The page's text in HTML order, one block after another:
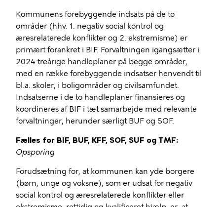
Kommunens forebyggende indsats på de to
områder (hhv. 1. negativ social kontrol og
æresrelaterede konflikter og 2. ekstremisme) er
primært forankret i BIF. Forvaltningen igangsætter i
2024 treårige handleplaner på begge områder,
med en række forebyggende indsatser henvendt til
bl.a. skoler, i boligområder og civilsamfundet.
Indsatserne i de to handleplaner finansieres og
koordineres af BIF i tæt samarbejde med relevante
forvaltninger, herunder særligt BUF og SOF.
Fælles for BIF, BUF, KFF, SOF, SUF og TMF:
Opsporing
Forudsætning for, at kommunen kan yde borgere
(børn, unge og voksne), som er udsat for negativ
social kontrol og æresrelaterede konflikter eller